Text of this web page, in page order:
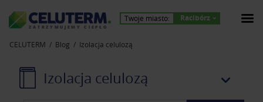
Z A T R Z Y M U J E M Y C I E P Ł O
Twoje miasto: Racibórz
CELUTERM Blog Izolacja celulozą
Izolacja celulozą